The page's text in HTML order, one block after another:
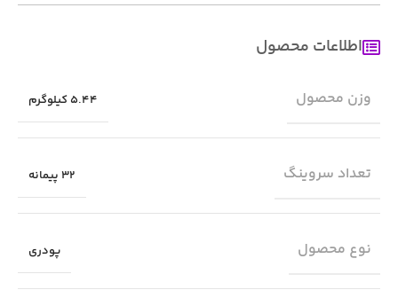
اطلاعات محصول
وزن محصول 5.44 کیلوگرم
تعداد سروینگ 32 پیمانه
نوع محصول پودری